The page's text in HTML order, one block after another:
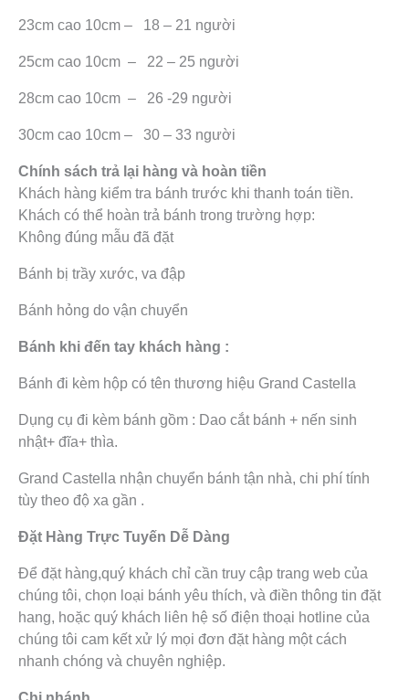
23cm cao 10cm – 18 – 21 người
25cm cao 10cm – 22 – 25 người
28cm cao 10cm – 26 -29 người
30cm cao 10cm – 30 – 33 người
Chính sách trả lại hàng và hoàn tiền
Khách hàng kiểm tra bánh trước khi thanh toán tiền.
Khách có thể hoàn trả bánh trong trường hợp:
Không đúng mẫu đã đặt
Bánh bị trầy xước, va đập
Bánh hỏng do vận chuyển
Bánh khi đến tay khách hàng :
Bánh đi kèm hộp có tên thương hiệu Grand Castella
Dụng cụ đi kèm bánh gồm : Dao cắt bánh + nến sinh
nhật+ đĩa+ thìa.
Grand Castella nhận chuyển bánh tận nhà, chi phí tính
tùy theo độ xa gần .
Đặt Hàng Trực Tuyến Dễ Dàng
Để đặt hàng,quý khách chỉ cần truy cập trang web của
chúng tôi, chọn loại bánh yêu thích, và điền thông tin đặt
hang, hoặc quý khách liên hệ số điện thoại hotline của
chúng tôi cam kết xử lý mọi đơn đặt hàng một cách
nhanh chóng và chuyên nghiệp.